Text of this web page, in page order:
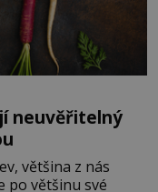
neuvěřitelný
většina z nás
po většinu své